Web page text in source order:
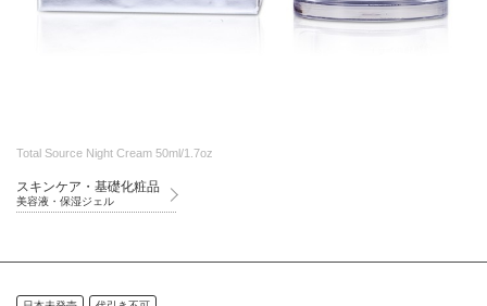
Total Source Night Cream 50ml/1.7oz
スキンケア・基礎化粧品
美容液・保湿ジェル